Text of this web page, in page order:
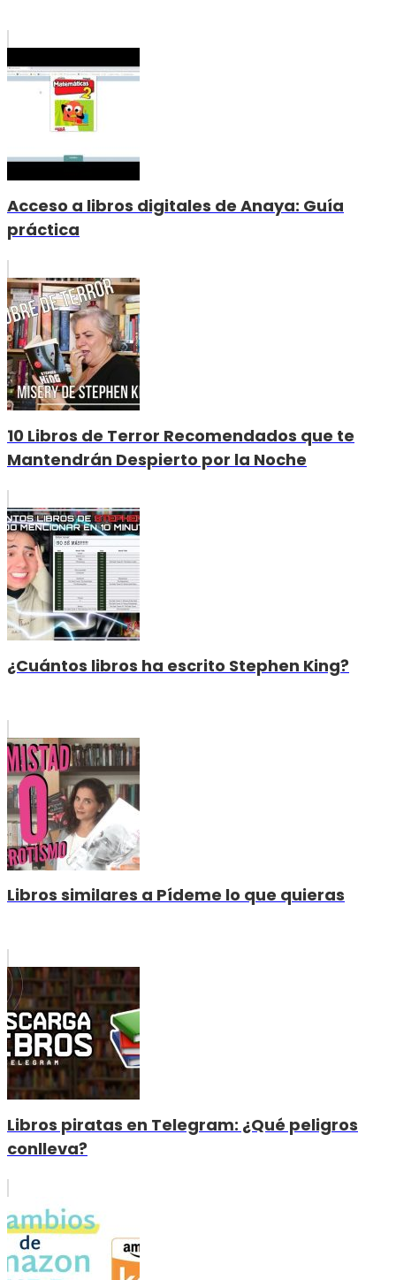
Acceso a libros digitales de Anaya: Guía
práctica
10 Libros de Terror Recomendados que te
Mantendrán Despierto por la Noche
¿Cuántos libros ha escrito Stephen King?
Libros similares a Pídeme lo que quieras
Libros piratas en Telegram: ¿Qué peligros
conlleva?